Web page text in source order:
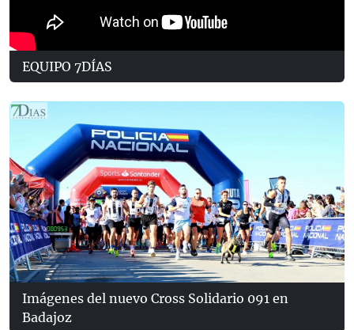
EQUIPO 7DÍAS
Imágenes del nuevo Cross Solidario 091 en
Badajoz